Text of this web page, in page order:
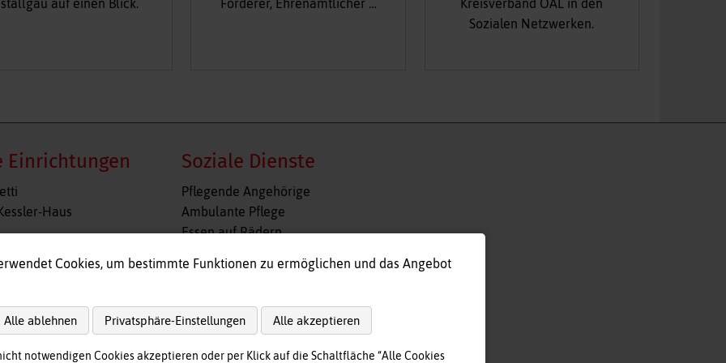
auf einen Blick.
Förderer, Ehrenamtlicher …
Kreisverband OAL in den
Sozialen Netzwerken.
Einrichtungen
Haus
Wohngruppe Obergünzburg
Soziale Dienste
Navigation
überspringen
Pflegende Angehörige
Ambulante Pflege
Essen auf Rädern
Tagespflege
Cookies, um bestimmte Funktionen zu ermöglichen und das Angebot
Alle ablehnen Privatsphäre-Einstellungen Alle akzeptieren
notwendigen Cookies akzeptieren oder per Klick auf die Schaltfläche “Alle Cookies